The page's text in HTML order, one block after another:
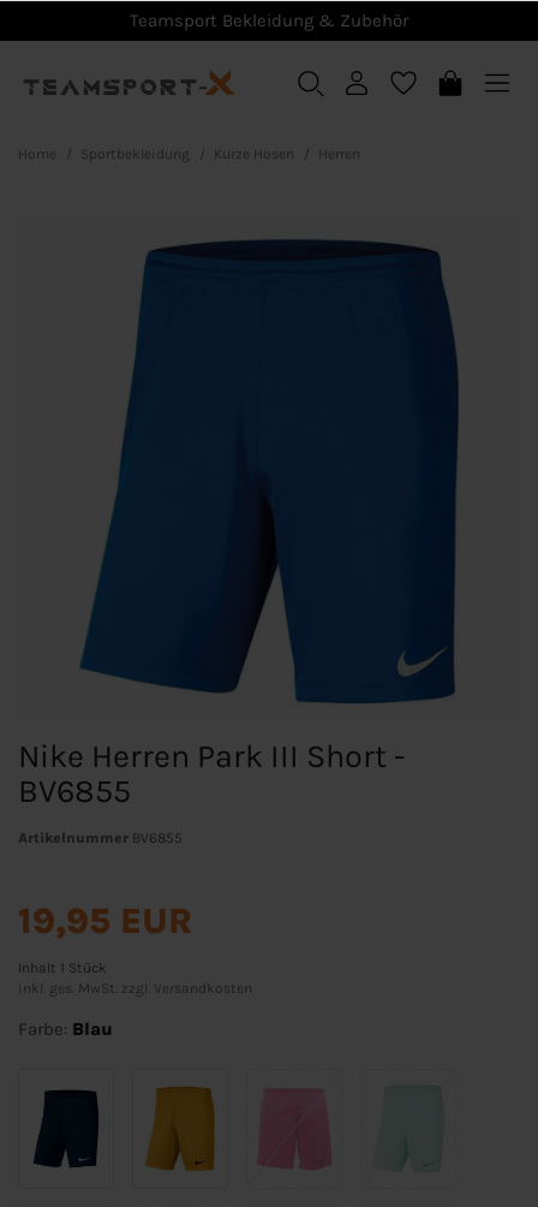
Teamsport Bekleidung & Zubehör
Home Sportbekleidung Kurze Hosen Herren
Nike Herren Park III Short -
BV6855
Artikelnummer BV6855
19,95 EUR
Inhalt 1 Stück
inkl. ges. MwSt. zzgl. Versandkosten
Farbe: Blau